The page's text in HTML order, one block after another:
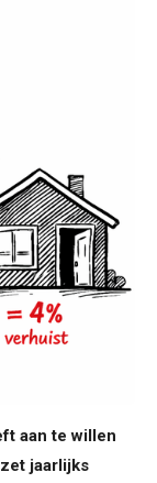
aan te willen
jaarlijks